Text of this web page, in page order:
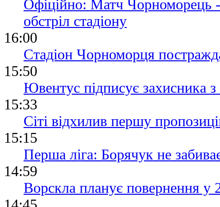
Офіційно: Матч Чорноморець
обстріл стадіону
16:00
Стадіон Чорноморця
15:50
Ювентус підписує захисника
15:33
Сіті відхилив першу
15:15
Перша ліга: Борячук не
14:59
Ворскла планує повернення у